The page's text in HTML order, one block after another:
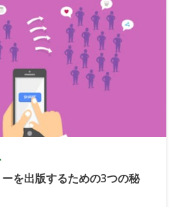
を出版するための3つの秘